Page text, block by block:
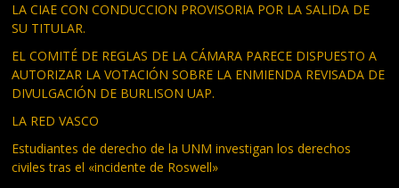
LA CIAE CON CONDUCCION PROVISORIA POR LA SALIDA DE
SU TITULAR.
EL COMITÉ DE REGLAS DE LA CÁMARA PARECE DISPUESTO A
AUTORIZAR LA VOTACIÓN SOBRE LA ENMIENDA REVISADA DE
DIVULGACIÓN DE BURLISON UAP.
LA RED VASCO
Estudiantes de derecho de la UNM investigan los derechos
civiles tras el «incidente de Roswell»